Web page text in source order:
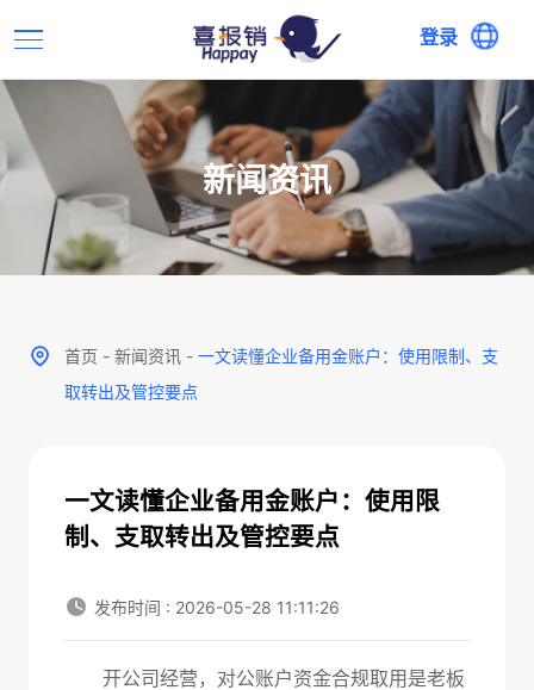
登录
新闻资讯
首页 - 新闻资讯 - 一文读懂企业备用金账户：使用限制、支
取转出及管控要点
一文读懂企业备用金账户：使用限
制、支取转出及管控要点
发布时间 : 2026-05-28 11:11:26
开公司经营，对公账户资金合规取用是老板